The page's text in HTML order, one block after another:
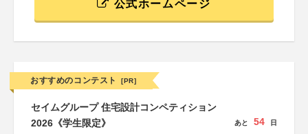
公式ホームページ
おすすめのコンテスト [PR]
セイムグループ 住宅設計コンペティション
2026《学生限定》
あと 54 日